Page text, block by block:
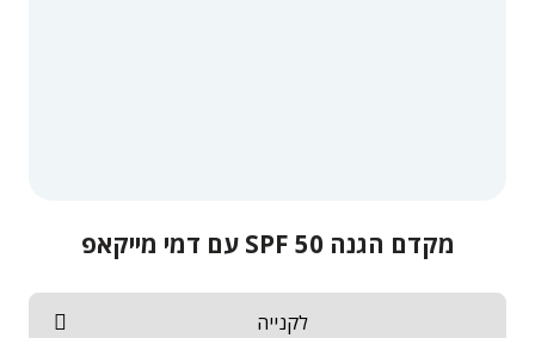
מקדם הגנה SPF 50 עם דמי מייקאפ
לקנייה